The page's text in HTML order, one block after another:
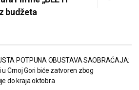
budžeta
POTPUNA OBUSTAVA SAOBRAĆAJA:
u Crnoj Gori biće zatvoren zbog
do kraja oktobra